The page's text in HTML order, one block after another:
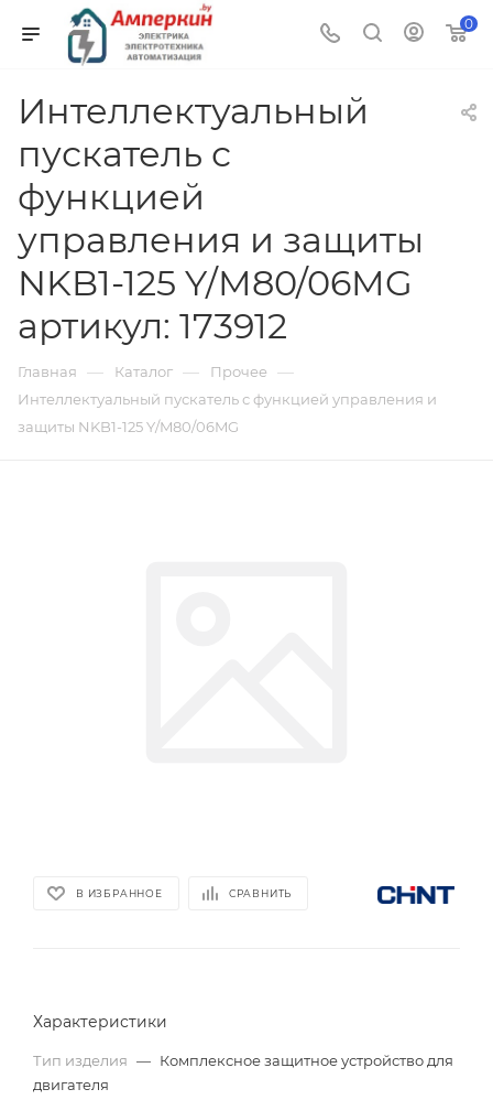
0
Интеллектуальный
пускатель с
функцией
управления и защиты
NKB1-125 Y/M80/06MG
артикул: 173912
Главная — Каталог — Прочее —
Интеллектуальный пускатель с функцией управления и
защиты NKB1-125 Y/M80/06MG
В ИЗБРАННОЕ СРАВНИТЬ
Характеристики
Тип изделия — Комплексное защитное устройство для
двигателя